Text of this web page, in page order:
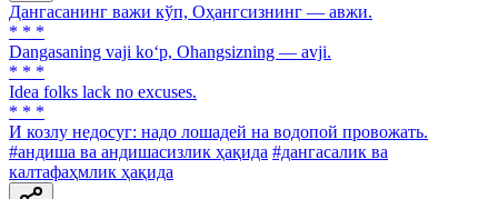
Дангасанинг важи кўп, Оҳангсизнинг — авжи.
* * *
Dangasaning vaji ko‘p, Ohangsizning — avji.
* * *
Idea folks lack no excuses.
* * *
И козлу недосуг: надо лошадей на водопой провожать.
#андиша ва андишасизлик ҳақида #дангасалик ва
калтафаҳмлик ҳақида